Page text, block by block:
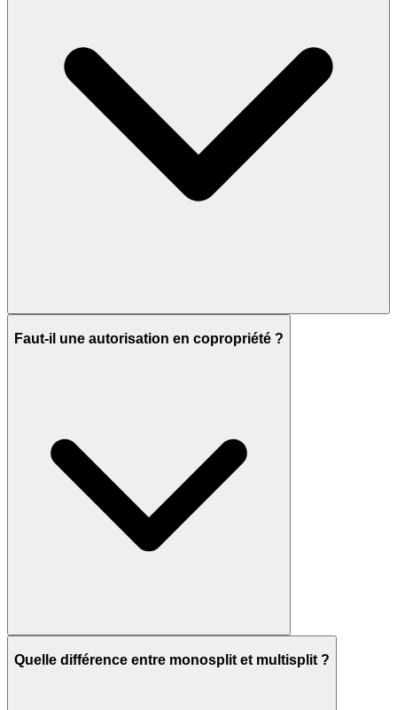
Faut-il une autorisation en copropriété ?
Quelle différence entre monosplit et multisplit ?